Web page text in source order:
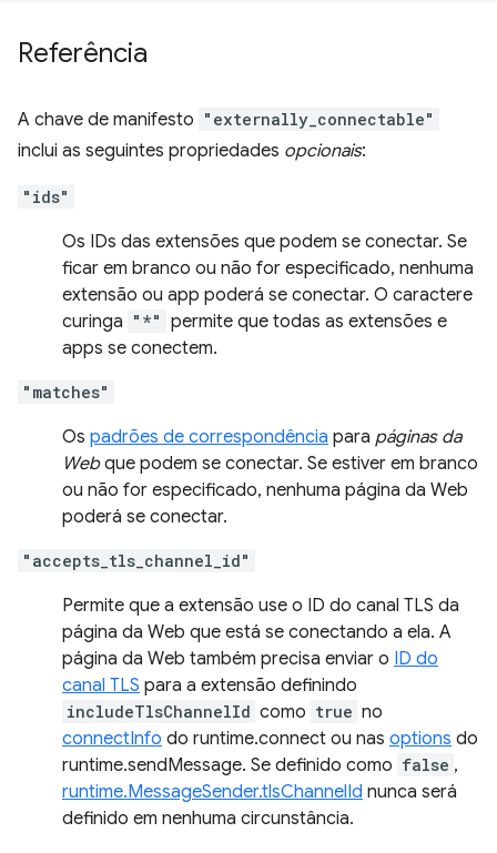
Referência
A chave de manifesto "externally_connectable"
inclui as seguintes propriedades opcionais:
"ids"
Os IDs das extensões que podem se conectar. Se
ficar em branco ou não for especificado, nenhuma
extensão ou app poderá se conectar. O caractere
curinga "*" permite que todas as extensões e
apps se conectem.
"matches"
Os padrões de correspondência para páginas da
Webque podem se conectar. Se estiver em branco
ou não for especificado, nenhuma página da Web
poderá se conectar.
"accepts_tls_channel_id"
Permite que a extensão use o ID do canal TLS da
página da Web que está se conectando a ela. A
página da Web também precisa enviar o ID do
canal TLS para a extensão definindo
includeTlsChannelId como true no
connectInfo do runtime.connect ou nas options do
runtime.sendMessage. Se definido como false ,
runtime.MessageSender.tlsChannelId nunca será
definido em nenhuma circunstância.